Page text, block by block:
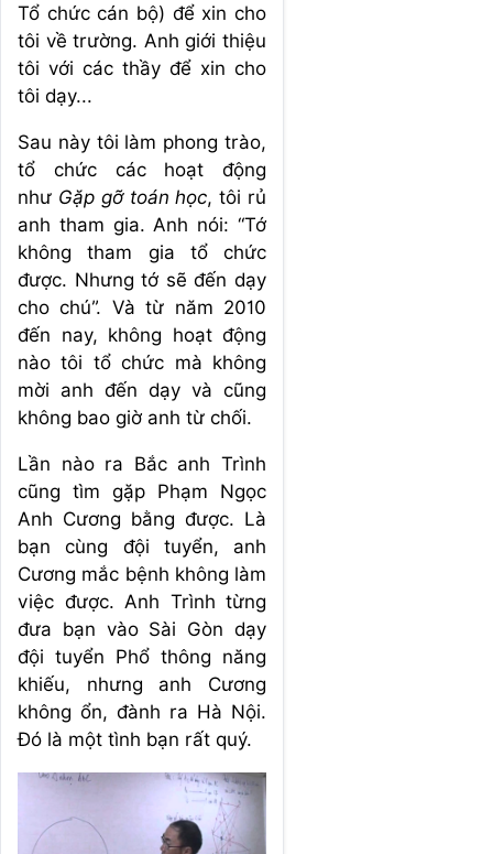
Tổ chức cán bộ) để xin cho
tôi về trường. Anh giới thiệu
tôi với các thầy để xin cho
tôi dạy...
Sau này tôi làm phong trào,
tổ chức các hoạt động
như Gặp gỡ toán học, tôi rủ
anh tham gia. Anh nói: “Tớ
không tham gia tổ chức
được. Nhưng tớ sẽ đến dạy
cho chú”. Và từ năm 2010
đến nay, không hoạt động
nào tôi tổ chức mà không
mời anh đến dạy và cũng
không bao giờ anh từ chối.
Lần nào ra Bắc anh Trình
cũng tìm gặp Phạm Ngọc
Anh Cương bằng được. Là
bạn cùng đội tuyển, anh
Cương mắc bệnh không làm
việc được. Anh Trình từng
đưa bạn vào Sài Gòn dạy
đội tuyển Phổ thông năng
khiếu, nhưng anh Cương
không ổn, đành ra Hà Nội.
Đó là một tình bạn rất quý.